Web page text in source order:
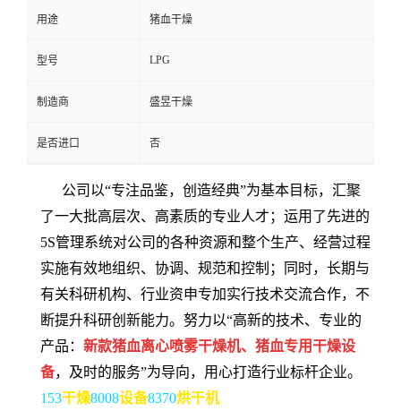
用途 猪血干燥
型号 LPG
制造商 盛昱干燥
是否进口 否
公司以“专注品鉴，创造经典”为基本目标，汇聚
了一大批高层次、高素质的专业人才；运用了先进的
5S管理系统对公司的各种资源和整个生产、经营过程
实施有效地组织、协调、规范和控制；同时，长期与
有关科研机构、行业资申专加实行技术交流合作，不
断提升科研创新能力。努力以“高新的技术、专业的
产品： 新款猪血离心喷雾干燥机、猪血专用干燥设
备，及时的服务”为导向，用心打造行业标杆企业。
153干燥8008设备8370烘干机